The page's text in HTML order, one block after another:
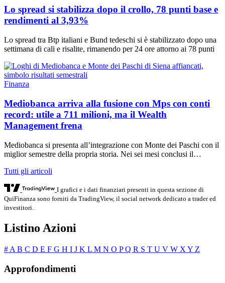
Lo spread si stabilizza dopo il crollo, 78 punti base e
rendimenti al 3,93%
Lo spread tra Btp italiani e Bund tedeschi si è stabilizzato dopo una
settimana di cali e risalite, rimanendo per 24 ore attorno ai 78 punti
Finanza
Mediobanca arriva alla fusione con Mps con conti
record: utile a 711 milioni, ma il Wealth
Management frena
Mediobanca si presenta all’integrazione con Monte dei Paschi con il
miglior semestre della propria storia. Nei sei mesi conclusi il…
Tutti gli articoli
I grafici e i dati finanziari presenti in questa sezione di
QuiFinanza sono forniti da TradingView, il social network dedicato a trader ed
investitori.
Listino Azioni
# A B C D E F G H I J K L M N O PQ R S T U V W X Y Z
Approfondimenti